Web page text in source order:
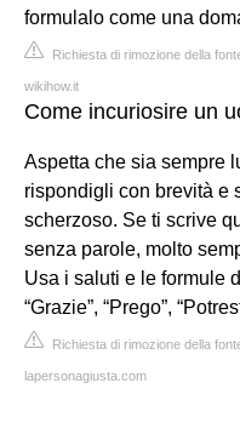
formulalo come una
Richiesta di rimozione della
wikihow.it
Come incuriosire un
Aspetta che sia sempre
rispondigli con brevità e
scherzoso. Se ti scrive
senza parole, molto
Usa i saluti e le formule
“Grazie”, “Prego”,
Richiesta di rimozione della
lapersonagiusta.com